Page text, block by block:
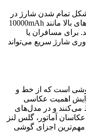
تمام شدن شارژ در
طول روز است. این محصولات با ظرفیت‌های بالا مانند 10000mAh
برای مسافران یا
شارژ سریع می‌تواند
است که از خط و
اهمیت عکاسی
می‌کنند و در مدل‌های
آماتور، گلس لنز
اجزای گوشی